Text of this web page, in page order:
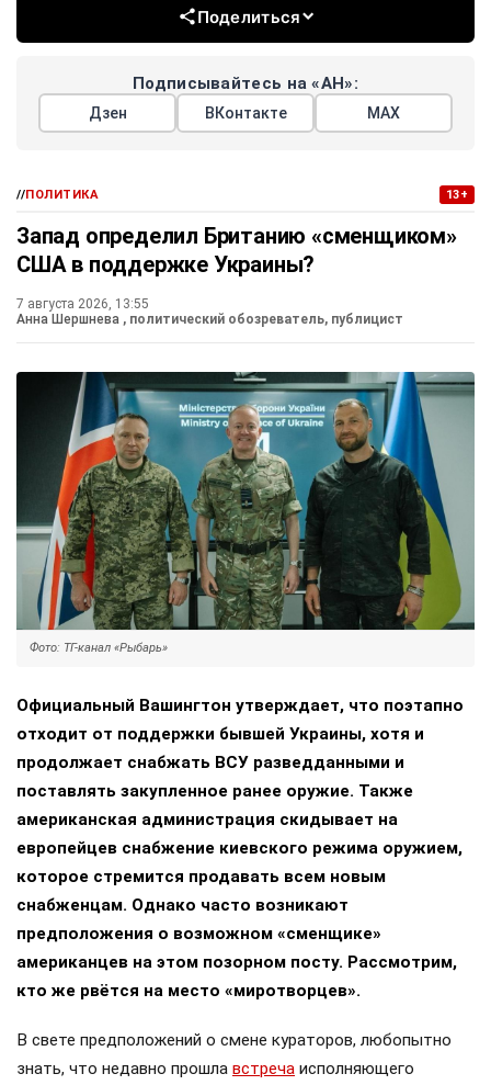
Поделиться
Подписывайтесь на «АН»:
Дзен ВКонтакте МАХ
//ПОЛИТИКА 13+
Запад определил Британию «сменщиком»
США в поддержке Украины?
7 августа 2026, 13:55
Анна Шершнева , политический обозреватель, публицист
Фото: ТГ-канал «Рыбарь»
Официальный Вашингтон утверждает, что поэтапно
отходит от поддержки бывшей Украины, хотя и
продолжает снабжать ВСУ разведданными и
поставлять закупленное ранее оружие. Также
американская администрация скидывает на
европейцев снабжение киевского режима оружием,
которое стремится продавать всем новым
снабженцам. Однако часто возникают
предположения о возможном «сменщике»
американцев на этом позорном посту. Рассмотрим,
кто же рвётся на место «миротворцев».
В свете предположений о смене кураторов, любопытно
знать, что недавно прошла встреча исполняющего